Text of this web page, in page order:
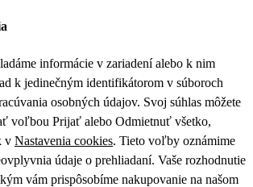
informácie v zariadení alebo k nim
k jedinečným identifikátorom v súboroch
osobných údajov. Svoj súhlas môžete
voľbou Prijať alebo Odmietnuť všetko,
v Nastavenia cookies. Tieto voľby oznámime
údaje o prehliadaní. Vaše rozhodnutie
vám prispôsobíme nakupovanie na našom